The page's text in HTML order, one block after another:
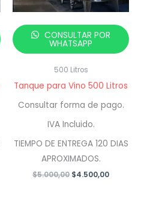
CONSULTAR POR
WHATSAPP
500 Litros
Tanque para Vino 500 Litros
Consultar forma de pago.
IVA Incluido.
TIEMPO DE ENTREGA 120 DIAS
APROXIMADOS.
$5.000,00 El
$4.500,00El